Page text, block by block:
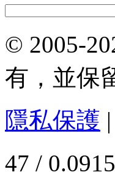
© 2005-
有，並保
隱私保護 |
47 /